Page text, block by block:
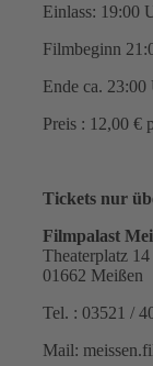
Einlass: 19:00
Filmbeginn
Ende ca. 23:00
Preis : 12,00 €
Tickets nur
Filmpalast
Theaterplatz 14
01662 Meißen
Tel. : 03521 /
Mail: